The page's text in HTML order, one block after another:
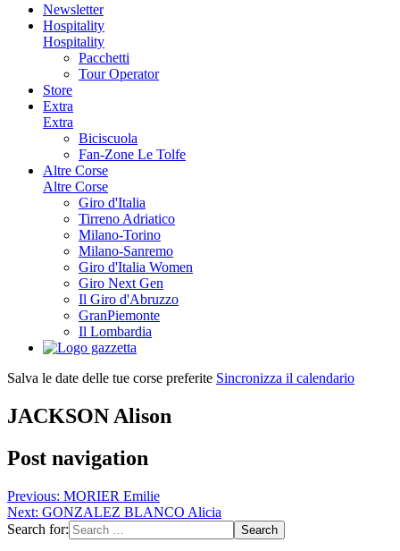
Newsletter
Hospitality
Hospitality
Pacchetti
Tour Operator
Store
Extra
Extra
Biciscuola
Fan-Zone Le Tolfe
Altre Corse
Altre Corse
Giro d'Italia
Tirreno Adriatico
Milano-Torino
Milano-Sanremo
Giro d'Italia Women
Giro Next Gen
Il Giro d'Abruzzo
GranPiemonte
Il Lombardia
Salva le date delle tue corse preferite Sincronizza il calendario
JACKSON Alison
Post navigation
Previous: MORIER Emilie
Next: GONZALEZ BLANCO Alicia
Search for: